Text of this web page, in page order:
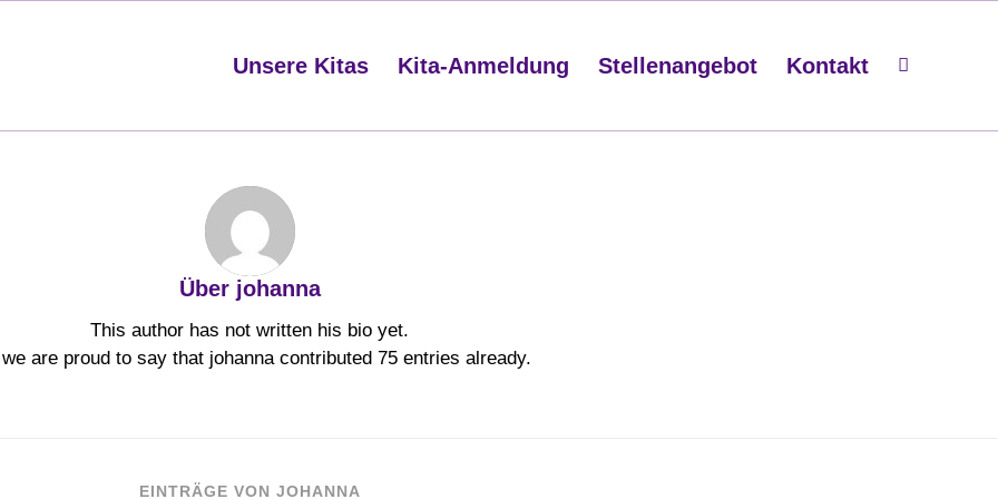
Unsere Kitas Kita-Anmeldung Stellenangebot Kontakt
Über johanna
This author has not written his bio yet.
are proud to say that johannacontributed 75 entries already.
EINTRÄGE VON JOHANNA